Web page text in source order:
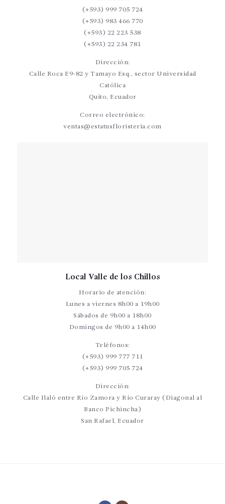
(+593) 999 705 724
(+593) 983 466 770
(+593) 22 223 538
(+593) 22 234 781
Dirección:
Calle Roca E9-82 y Tamayo Esq., sector Universidad
Católica
Quito, Ecuador
Correo electrónico:
ventas@estatusfloristeria.com
Local Valle de los Chillos
Horario de atención:
Lunes a viernes 8h00 a 19h00
Sábados de 9h00 a 18h00
Domingos de 9h00 a 14h00
Teléfonos:
(+593) 999 777 711
(+593) 999 705 724
Dirección:
Calle Ilaló entre Río Zamora y Río Curaray (Diagonal al
Banco Pichincha)
San Rafael, Ecuador